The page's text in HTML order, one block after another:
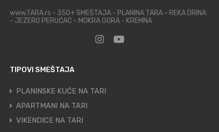
www.TARA.rs - 350+ SMEŠTAJA - PLANINA TARA - REKA DRINA
- JEZERO PERUĆAC - MOKRA GORA - KREMNA
TIPOVI SMEŠTAJA
PLANINSKE KUĆE NA TARI
APARTMANI NA TARI
VIKENDICE NA TARI